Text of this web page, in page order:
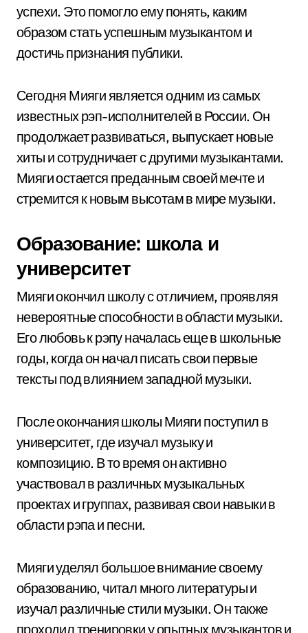
успехи. Это помогло ему понять, каким
образом стать успешным музыкантом и
достичь признания публики.
Сегодня Мияги является одним из самых
известных рэп-исполнителей в России. Он
продолжает развиваться, выпускает новые
хиты и сотрудничает с другими музыкантами.
Мияги остается преданным своей мечте и
стремится к новым высотам в мире музыки.
Образование: школа и
университет
Мияги окончил школу с отличием, проявляя
невероятные способности в области музыки.
Его любовь к рэпу началась еще в школьные
годы, когда он начал писать свои первые
тексты под влиянием западной музыки.
После окончания школы Мияги поступил в
университет, где изучал музыку и
композицию. В то время он активно
участвовал в различных музыкальных
проектах и группах, развивая свои навыки в
области рэпа и песни.
Мияги уделял большое внимание своему
образованию, читал много литературы и
изучал различные стили музыки. Он также
проходил тренировки у опытных музыкантов и